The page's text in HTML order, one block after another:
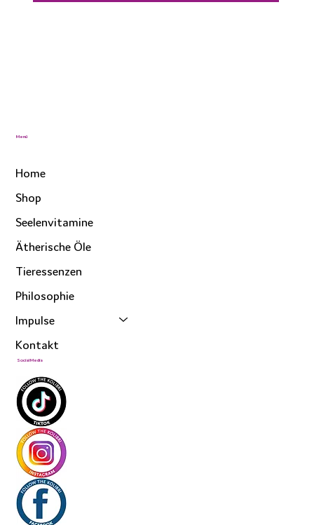
Menü
Home
Shop
Seelenvitamine
Ätherische Öle
Tieressenzen
Philosophie
Impulse
Kontakt
Social Media